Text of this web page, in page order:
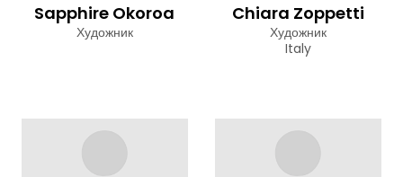
Sapphire Okoroa
Художник
Chiara Zoppetti
Художник
Italy